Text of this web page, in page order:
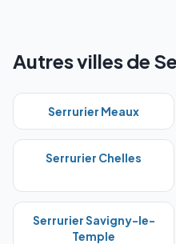
Autres villes de
Serrurier Meaux
Serrurier Chelles
SerrurierSavigny-le-
Temple